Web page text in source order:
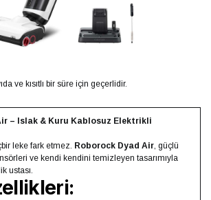
ve kısıtlı bir süre için geçerlidir.
– Islak & Kuru Kablosuz Elektrikli
leke fark etmez. Roborock Dyad Air, güçlü
ve kendi kendini temizleyen tasarımıyla
ustası.